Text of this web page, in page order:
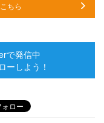
ちら
で発信中
ーしよう！